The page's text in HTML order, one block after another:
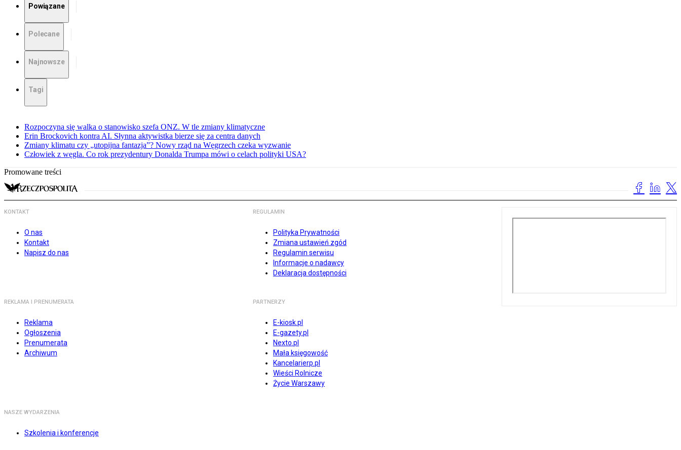
Powiązane
Polecane
Najnowsze
Tagi
Rozpoczyna się walka o stanowisko szefa ONZ. W tle zmiany klimatyczne
Erin Brockovich kontra AI. Słynna aktywistka bierze się za centra danych
Zmiany klimatu czy „utopijna fantazja”? Nowy rząd na Węgrzech czeka wyzwanie
Człowiek z węgla. Co rok prezydentury Donalda Trumpa mówi o celach polityki USA?
Promowane treści
KONTAKT
O nas
Kontakt
Napisz do nas
REGULAMIN
Polityka Prywatności
Zmiana ustawień zgód
Regulamin serwisu
Informacje o nadawcy
Deklaracja dostępności
REKLAMA I PRENUMERATA
Reklama
Ogłoszenia
Prenumerata
Archiwum
PARTNERZY
E-kiosk.pl
E-gazety.pl
Nexto.pl
Mała księgowość
Kancelarierp.pl
Wieści Rolnicze
Życie Warszawy
NASZE WYDARZENIA
Szkolenia i konferencje